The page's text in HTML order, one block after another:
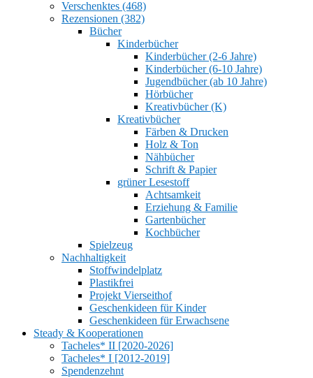
Verschenktes (468)
Rezensionen (382)
Bücher
Kinderbücher
Kinderbücher (2-6 Jahre)
Kinderbücher (6-10 Jahre)
Jugendbücher (ab 10 Jahre)
Hörbücher
Kreativbücher (K)
Kreativbücher
Färben & Drucken
Holz & Ton
Nähbücher
Schrift & Papier
grüner Lesestoff
Achtsamkeit
Erziehung & Familie
Gartenbücher
Kochbücher
Spielzeug
Nachhaltigkeit
Stoffwindelplatz
Plastikfrei
Projekt Vierseithof
Geschenkideen für Kinder
Geschenkideen für Erwachsene
Steady & Kooperationen
Tacheles* II [2020-2026]
Tacheles* I [2012-2019]
Spendenzehnt